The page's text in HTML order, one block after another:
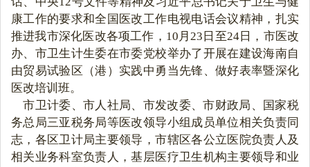
康工作的要求和全国医改工作电视电话会议精神，扎实
推进我市深化医改各项工作，10月23日至24日，市医改
办、市卫生计生委在市委党校举办了开展在建设海南自
由贸易试验区（港）实践中勇当先锋、做好表率暨深化
医改培训班。
    市卫计委、市人社局、市发改委、市财政局、国家税
务总局三亚税务局等医改领导小组成员单位相关负责同
志，各区卫计局主要领导，市辖区各公立医院负责人及
相关业务科室负责人，基层医疗卫生机构主要领导和业